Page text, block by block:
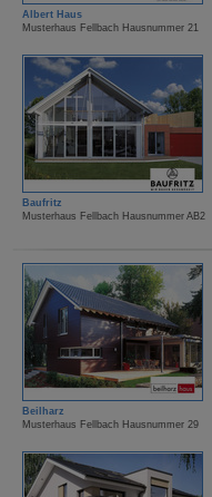
Albert Haus
Musterhaus Fellbach Hausnummer 21
Baufritz
Musterhaus Fellbach Hausnummer AB2
Beilharz
Musterhaus Fellbach Hausnummer 29